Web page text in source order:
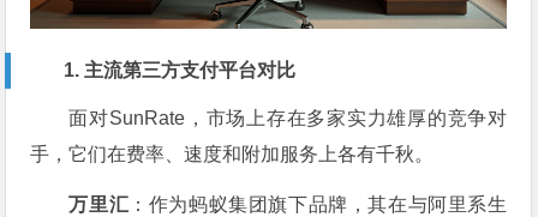
1. 主流第三方支付平台对比
面对SunRate，市场上存在多家实力雄厚的竞争对
手，它们在费率、速度和附加服务上各有千秋。
万里汇 ：作为蚂蚁集团旗下品牌，其在与阿里系生